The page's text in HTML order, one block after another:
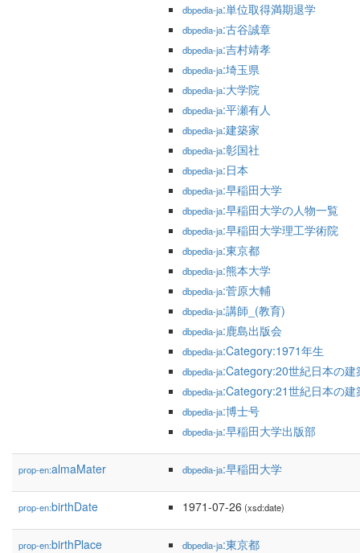
dbpedia-ja:単位取得満期退学
dbpedia-ja:古谷誠章
dbpedia-ja:吉村靖孝
dbpedia-ja:埼玉県
dbpedia-ja:大学院
dbpedia-ja:平瀬有人
dbpedia-ja:建築家
dbpedia-ja:彰国社
dbpedia-ja:日本
dbpedia-ja:早稲田大学
dbpedia-ja:早稲田大学の人物一覧
dbpedia-ja:早稲田大学理工学術院
dbpedia-ja:東京都
dbpedia-ja:熊本大学
dbpedia-ja:菅原大輔
dbpedia-ja:講師_(教育)
dbpedia-ja:鹿島出版会
dbpedia-ja:Category:1971年生
dbpedia-ja:Category:20世紀日本の建
dbpedia-ja:Category:21世紀日本の建
dbpedia-ja:博士号
dbpedia-ja:早稲田大学出版部
prop-en:almaMater dbpedia-ja:早稲田大学
prop-en:birthDate 1971-07-26 (xsd:date)
prop-en:birthPlace dbpedia-ja:東京都